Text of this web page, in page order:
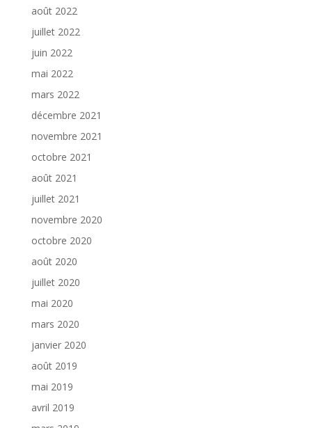
août 2022
juillet 2022
juin 2022
mai 2022
mars 2022
décembre 2021
novembre 2021
octobre 2021
août 2021
juillet 2021
novembre 2020
octobre 2020
août 2020
juillet 2020
mai 2020
mars 2020
janvier 2020
août 2019
mai 2019
avril 2019